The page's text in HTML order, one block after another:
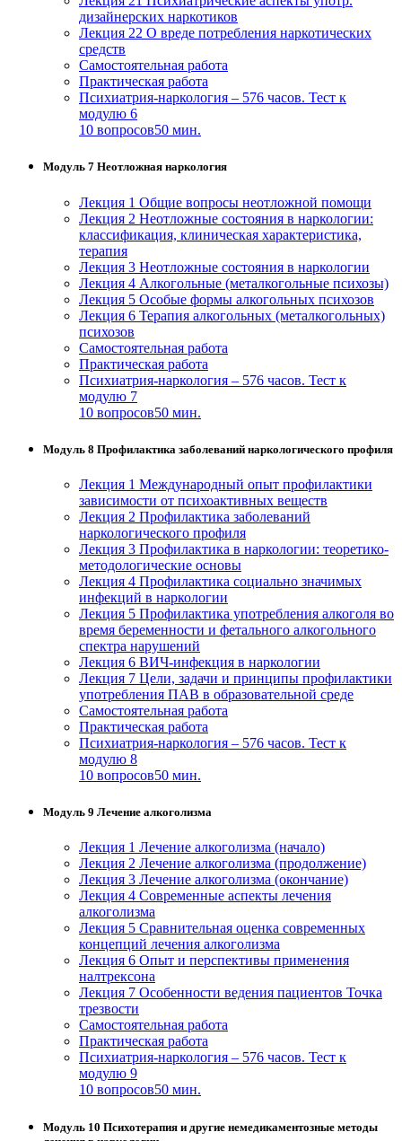
дизайнерских наркотиков
Лекция 22 О вреде потребления наркотических
средств
Самостоятельная работа
Практическая работа
Психиатрия-наркология – 576 часов. Тест к
модулю 6
10 вопросов50 мин.
Модуль 7 Неотложная наркология
Лекция 1 Общие вопросы неотложной помощи
Лекция 2 Неотложные состояния в наркологии:
классификация, клиническая характеристика,
терапия
Лекция 3 Неотложные состояния в наркологии
Лекция 4 Алкогольные (металкогольные психозы)
Лекция 5 Особые формы алкогольных психозов
Лекция 6 Терапия алкогольных (металкогольных)
психозов
Самостоятельная работа
Практическая работа
Психиатрия-наркология – 576 часов. Тест к
модулю 7
10 вопросов50 мин.
Модуль 8 Профилактика заболеваний наркологического профиля
Лекция 1 Международный опыт профилактики
зависимости от психоактивных веществ
Лекция 2 Профилактика заболеваний
наркологического профиля
Лекция 3 Профилактика в наркологии: теоретико-
методологические основы
Лекция 4 Профилактика социально значимых
инфекций в наркологии
Лекция 5 Профилактика употребления алкоголя во
время беременности и фетального алкогольного
спектра нарушений
Лекция 6 ВИЧ-инфекция в наркологии
Лекция 7 Цели, задачи и принципы профилактики
употребления ПАВ в образовательной среде
Самостоятельная работа
Практическая работа
Психиатрия-наркология – 576 часов. Тест к
модулю 8
10 вопросов50 мин.
Модуль 9 Лечение алкоголизма
Лекция 1 Лечение алкоголизма (начало)
Лекция 2 Лечение алкоголизма (продолжение)
Лекция 3 Лечение алкоголизма (окончание)
Лекция 4 Современные аспекты лечения
алкоголизма
Лекция 5 Сравнительная оценка современных
концепций лечения алкоголизма
Лекция 6 Опыт и перспективы применения
налтрексона
Лекция 7 Особенности ведения пациентов Точка
трезвости
Самостоятельная работа
Практическая работа
Психиатрия-наркология – 576 часов. Тест к
модулю 9
10 вопросов50 мин.
Модуль 10 Психотерапия и другие немедикаментозные методы